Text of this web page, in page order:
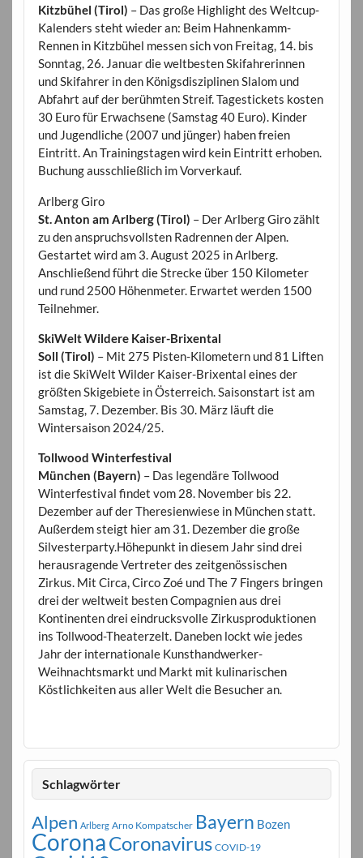
Kitzbühel (Tirol) – Das große Highlight des Weltcup-
Kalenders steht wieder an: Beim Hahnenkamm-
Rennen in Kitzbühel messen sich von Freitag, 14. bis
Sonntag, 26. Januar die weltbesten Skifahrerinnen
und Skifahrer in den Königsdisziplinen Slalom und
Abfahrt auf der berühmten Streif. Tagestickets kosten
30 Euro für Erwachsene (Samstag 40 Euro). Kinder
und Jugendliche (2007 und jünger) haben freien
Eintritt. An Trainingstagen wird kein Eintritt erhoben.
Buchung ausschließlich im Vorverkauf.
Arlberg Giro
St. Anton am Arlberg (Tirol) – Der Arlberg Giro zählt
zu den anspruchsvollsten Radrennen der Alpen.
Gestartet wird am 3. August 2025 in Arlberg.
Anschließend führt die Strecke über 150 Kilometer
und rund 2500 Höhenmeter. Erwartet werden 1500
Teilnehmer.
SkiWelt Wildere Kaiser-Brixental
Soll (Tirol) – Mit 275 Pisten-Kilometern und 81 Liften
ist die SkiWelt Wilder Kaiser-Brixental eines der
größten Skigebiete in Österreich. Saisonstart ist am
Samstag, 7. Dezember. Bis 30. März läuft die
Wintersaison 2024/25.
Tollwood Winterfestival
München (Bayern) – Das legendäre Tollwood
Winterfestival findet vom 28. November bis 22.
Dezember auf der Theresienwiese in München statt.
Außerdem steigt hier am 31. Dezember die große
Silvesterparty.Höhepunkt in diesem Jahr sind drei
herausragende Vertreter des zeitgenössischen
Zirkus. Mit Circa, Circo Zoé und The 7 Fingers bringen
drei der weltweit besten Compagnien aus drei
Kontinenten drei eindrucksvolle Zirkusproduktionen
ins Tollwood-Theaterzelt. Daneben lockt wie jedes
Jahr der internationale Kunsthandwerker-
Weihnachtsmarkt und Markt mit kulinarischen
Köstlichkeiten aus aller Welt die Besucher an.
Schlagwörter
Alpen Arlberg Arno Kompatscher Bayern Bozen
CoronaCoronavirus COVID-19